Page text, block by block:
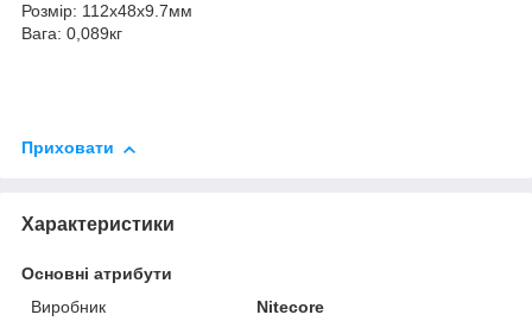
Розмір: 112x48x9.7мм
Вага: 0,089кг
Приховати
Характеристики
Основні атрибути
Виробник
Nitecore